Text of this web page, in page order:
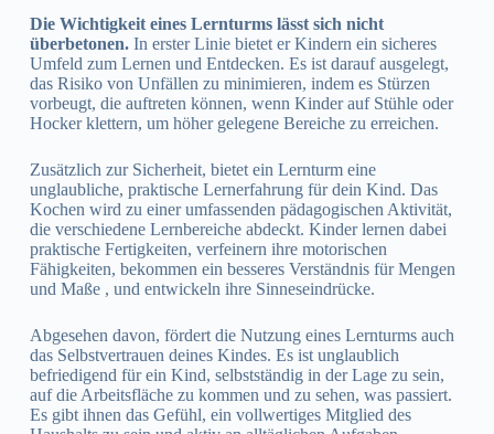
Die Wichtigkeit eines Lernturms lässt sich nicht
überbetonen. In erster Linie bietet er Kindern ein sicheres
Umfeld zum Lernen und Entdecken. Es ist darauf ausgelegt,
das Risiko von Unfällen zu minimieren, indem es Stürzen
vorbeugt, die auftreten können, wenn Kinder auf Stühle oder
Hocker klettern, um höher gelegene Bereiche zu erreichen.
Zusätzlich zur Sicherheit, bietet ein Lernturm eine
unglaubliche, praktische Lernerfahrung für dein Kind. Das
Kochen wird zu einer umfassenden pädagogischen Aktivität,
die verschiedene Lernbereiche abdeckt. Kinder lernen dabei
praktische Fertigkeiten, verfeinern ihre motorischen
Fähigkeiten, bekommen ein besseres Verständnis für Mengen
und Maße , und entwickeln ihre Sinneseindrücke.
Abgesehen davon, fördert die Nutzung eines Lernturms auch
das Selbstvertrauen deines Kindes. Es ist unglaublich
befriedigend für ein Kind, selbstständig in der Lage zu sein,
auf die Arbeitsfläche zu kommen und zu sehen, was passiert.
Es gibt ihnen das Gefühl, ein vollwertiges Mitglied des